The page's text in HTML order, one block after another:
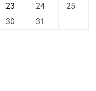
23 24
25
30 31